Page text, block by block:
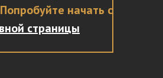
начать с
страницы